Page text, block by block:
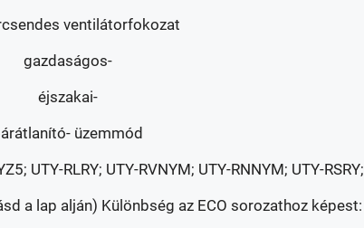
ventilátorfokozat
gazdaságos-
éjszakai-
üzemmód
UTY-RLRY; UTY-RVNYM; UTY-RNNYM; UTY-RSRY;
a lap alján) Különbség az ECO sorozathoz képest: